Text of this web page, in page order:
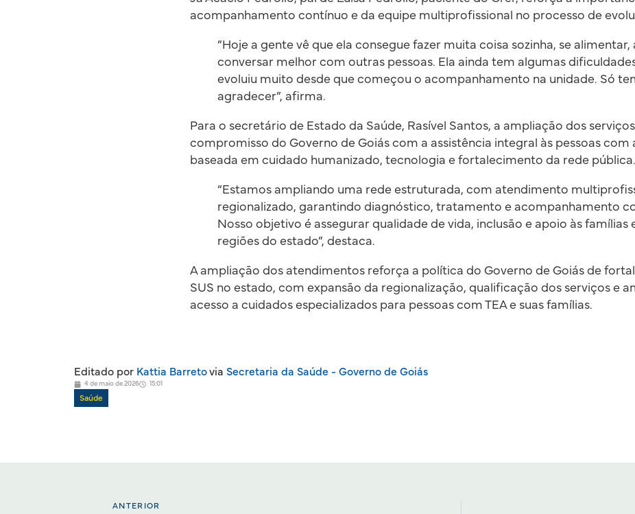
acompanhamento contínuo e da equipe multiprofissional no processo de
“Hoje a gente vê que ela consegue fazer muita coisa sozinha, se alimentar,
conversar melhor com outras pessoas. Ela ainda tem algumas
evoluiu muito desde que começou o acompanhamento na unidade. Só
agradecer”, afirma.
Para o secretário de Estado da Saúde, Rasível Santos, a ampliação dos
compromisso do Governo de Goiás com a assistência integral às pessoas com
baseada em cuidado humanizado, tecnologia e fortalecimento da rede pública.
“Estamos ampliando uma rede estruturada, com atendimento
regionalizado, garantindo diagnóstico, tratamento e acompanhamento
Nosso objetivo é assegurar qualidade de vida, inclusão e apoio às famílias
regiões do estado”, destaca.
A ampliação dos atendimentos reforça a política do Governo de Goiás de
SUS no estado, com expansão da regionalização, qualificação dos serviços e
acesso a cuidados especializados para pessoas com TEA e suas famílias.
Editado por Kattia Barretovia Secretaria da Saúde - Governo de Goiás
4 de maio de 2026 15:01
Saúde
ANTERIOR